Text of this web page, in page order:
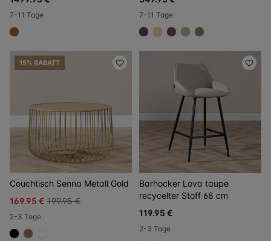
7-11 Tage
#b06023
7-11 Tage
#6a3d58
#ffcba4
#6e5148
#c4ad8d
#808a5d
15% RABATT
Couchtisch Senna Metall Gold
169.95 € 199.95 €
2-3 Tage
Barhocker Lova taupe
recycelter Stoff 68 cm
119.95 €
2-3 Tage